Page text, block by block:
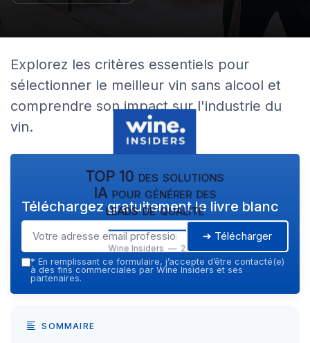
Explorez les critères essentiels pour
sélectionner le meilleur vin sans alcool et
comprendre son impact sur l'industrie du
vin.
TOP 10 des solutions
IA pour générer des
leads de qualité
Wine Insiders — 2026
Téléchargez gratuitement le livre blanc
➔ Télécharger
* En remplissant ce formulaire, j’accepte d’être contacté(e)
à des fins commerciales par Wine Insiders et ses
partenaires.
SOMMAIRE